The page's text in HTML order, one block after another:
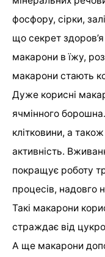
фосфору, сірки,
що секрет здоров’я
макарони в їжу,
макарони стають
Дуже корисні
ячмінного
клітковини, а
активність.
покращує роботу
процесів, надовго
Такі макарони
страждає від
А ще макарони